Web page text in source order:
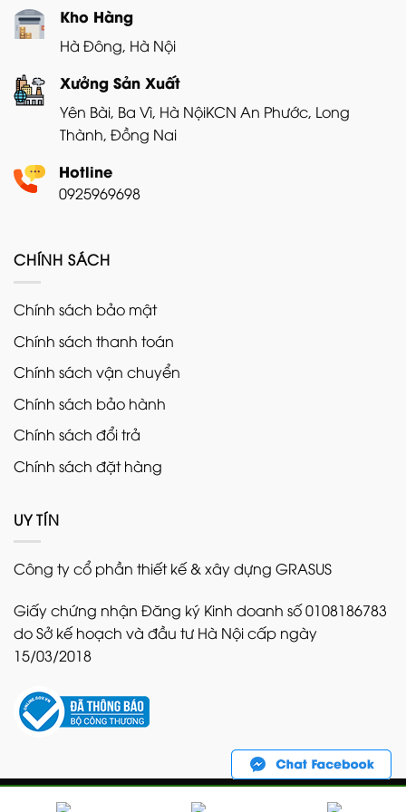
Kho Hàng
Hà Đông, Hà Nội
Xưởng Sản Xuất
Yên Bài, Ba Vì, Hà NộiKCN An Phước, Long
Thành, Đồng Nai
Hotline
0925969698
CHÍNH SÁCH
Chính sách bảo mật
Chính sách thanh toán
Chính sách vận chuyển
Chính sách bảo hành
Chính sách đổi trả
Chính sách đặt hàng
UY TÍN
Công ty cổ phần thiết kế & xây dựng GRASUS
Giấy chứng nhận Đăng ký Kinh doanh số 0108186783
do Sở kế hoạch và đầu tư Hà Nội cấp ngày
15/03/2018